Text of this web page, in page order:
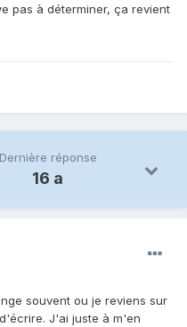
pas à déterminer, ça revient
Dernière réponse
16 a
souvent ou je reviens sur
J'ai juste à m'en